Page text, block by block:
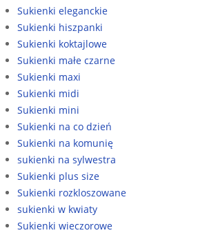
Sukienki eleganckie
Sukienki hiszpanki
Sukienki koktajlowe
Sukienki małe czarne
Sukienki maxi
Sukienki midi
Sukienki mini
Sukienki na co dzień
Sukienki na komunię
sukienki na sylwestra
Sukienki plus size
Sukienki rozkloszowane
sukienki w kwiaty
Sukienki wieczorowe